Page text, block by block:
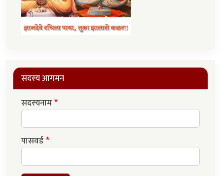
सदस्य आगमन
सदस्यनाम
पासवर्ड